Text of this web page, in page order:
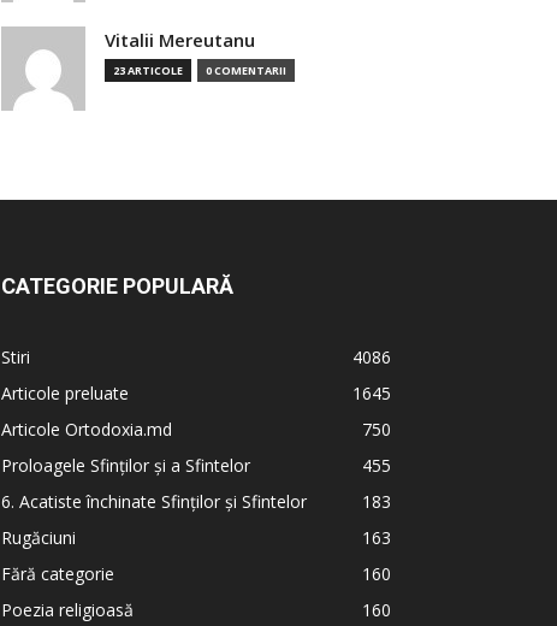
Vitalii Mereutanu
23 ARTICOLE 0 COMENTARII
CATEGORIE POPULARĂ
Stiri
4086
Articole preluate
1645
Articole Ortodoxia.md
750
Proloagele Sfinților și a Sfintelor
455
6. Acatiste închinate Sfinților și Sfintelor
183
Rugăciuni
163
Fără categorie
160
Poezia religioasă
160